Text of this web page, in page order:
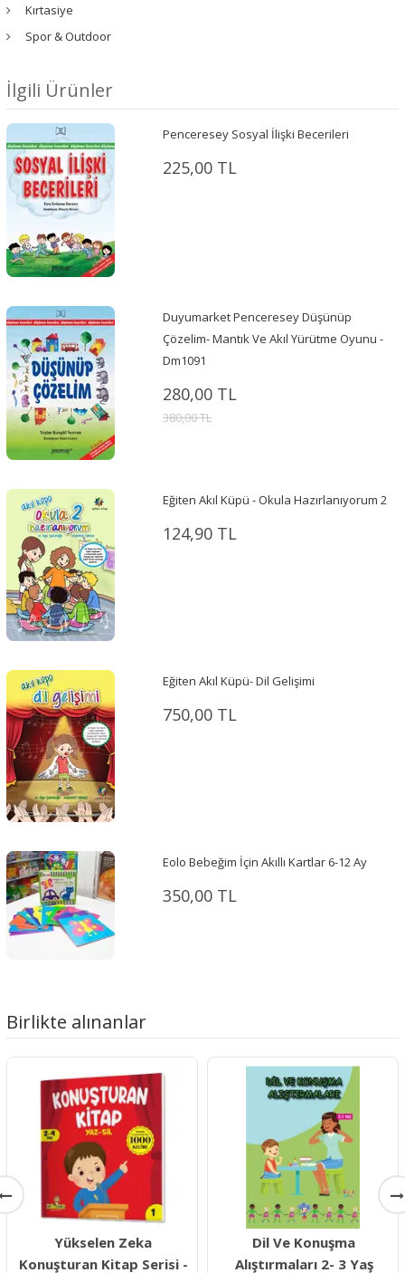
Kırtasiye
Spor & Outdoor
İlgili Ürünler
Penceresey Sosyal İlişki Becerileri
225,00 TL
Duyumarket Penceresey Düşünüp
Çözelim- Mantık Ve Akıl Yürütme Oyunu -
Dm1091
280,00 TL
380,00 TL
Eğiten Akıl Küpü - Okula Hazırlanıyorum 2
124,90 TL
Eğiten Akıl Küpü- Dil Gelişimi
750,00 TL
Eolo Bebeğim İçin Akıllı Kartlar 6-12 Ay
350,00 TL
Birlikte alınanlar
Yükselen Zeka
Konuşturan Kitap Serisi -
Dil Ve Konuşma
Alıştırmaları 2- 3 Yaş